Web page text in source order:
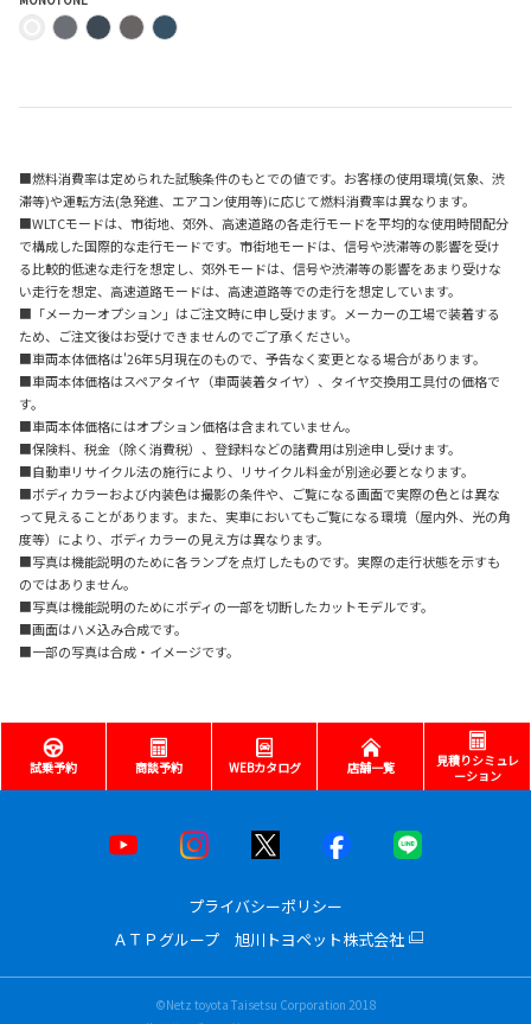
■燃料消費率は定められた試験条件のもとでの値です。お客様の使用環境(気象、渋
滞等)や運転方法(急発進、エアコン使用等)に応じて燃料消費率は異なります。
■WLTCモードは、市街地、郊外、高速道路の各走行モードを平均的な使用時間配分
で構成した国際的な走行モードです。市街地モードは、信号や渋滞等の影響を受け
る比較的低速な走行を想定し、郊外モードは、信号や渋滞等の影響をあまり受けな
い走行を想定、高速道路モードは、高速道路等での走行を想定しています。
■「メーカーオプション」はご注文時に申し受けます。メーカーの工場で装着する
ため、ご注文後はお受けできませんのでご了承ください。
■車両本体価格は'26年5月現在のもので、予告なく変更となる場合があります。
■車両本体価格はスペアタイヤ（車両装着タイヤ）、タイヤ交換用工具付の価格で
す。
■車両本体価格にはオプション価格は含まれていません。
■保険料、税金（除く消費税）、登録料などの諸費用は別途申し受けます。
■自動車リサイクル法の施行により、リサイクル料金が別途必要となります。
■ボディカラーおよび内装色は撮影の条件や、ご覧になる画面で実際の色とは異な
って見えることがあります。また、実車においてもご覧になる環境（屋内外、光の角
度等）により、ボディカラーの見え方は異なります。
■写真は機能説明のために各ランプを点灯したものです。実際の走行状態を示すも
のではありません。
■写真は機能説明のためにボディの一部を切断したカットモデルです。
■画面はハメ込み合成です。
■一部の写真は合成・イメージです。
試乗予約 商談予約 WEBカタログ 店舗一覧
見積りシミュレ
ーション
プライバシーポリシー
ＡＴＰグループ 旭川トヨペット株式会社
©Netz toyota Taisetsu Corporation 2018